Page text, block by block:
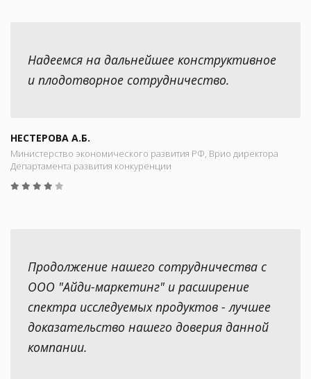
Надеемся на дальнейшее конструктивное
и плодотворное сотрудничество.
НЕСТЕРОВА А.Б.
Министерство экономического развития РФ, Врио директора
Департамента развития конкуренции
Продолжение нашего сотрудничества с
ООО "Айди-маркетинг" и расширение
спектра исследуемых продуктов - лучшее
доказательство нашего доверия данной
компании.